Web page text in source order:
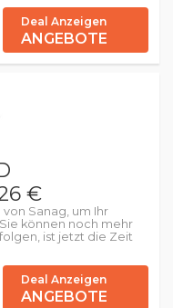
Deal Anzeigen
ANGEBOTE
€
Sanag, um Ihr
können noch mehr
ist jetzt die Zeit
Deal Anzeigen
ANGEBOTE